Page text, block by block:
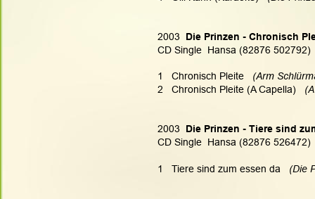
2003 Die Prinzen - Chronisch
CD Single  Hansa (82876 502792)
1   Chronisch Pleite
(Arm
2   Chronisch Pleite (A Capella)
2003 Die Prinzen - Tiere sind
CD Single  Hansa (82876 526472)
1   Tiere sind zum essen da (Die